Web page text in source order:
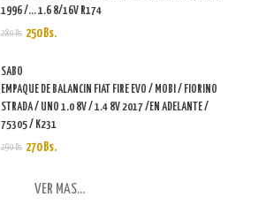
1996 /... 1.6 8/16V R174
280 Bs. 250 Bs.
SABO
EMPAQUE DE BALANCIN FIAT FIRE EVO / MOBI / FIORINO
STRADA / UNO 1.0 8V / 1.4 8V 2017 /EN ADELANTE /
75305 / K231
290 Bs. 270 Bs.
VER MAS...